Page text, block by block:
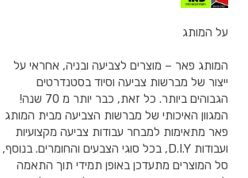
על המותג
המותג פאר – מוצרים לצביעה ובניה, אחראי על
ייצור של מברשות צביעה וסיוד בסטנדרטים
הגבוהים ביותר. כל זאת, כבר יותר מ 70 שנה!
המגוון האיכותי של מברשות הצביעה מבית המותג
פאר מתאימות למבחר עבודות צביעה מקצועיות
ועבודות D.I.Y, בכל סוגי הצבעים והחומרים. בנוסף,
סל המוצרים מתעדכן באופן תמידי תוך התאמה